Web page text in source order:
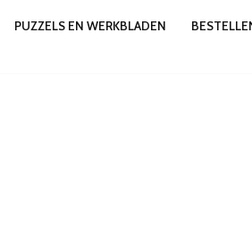
PUZZELS EN WERKBLADEN